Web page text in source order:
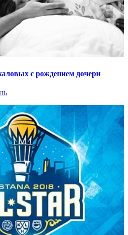
с рождением дочери